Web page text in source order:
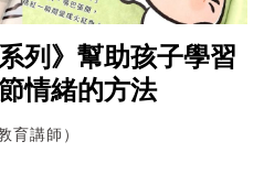
列》幫助孩子學習
情緒的方法
育講師）